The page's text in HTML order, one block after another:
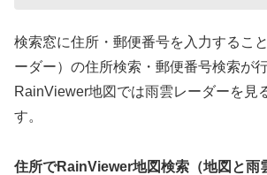
検索窓に住所・郵便番号を入力するこ
ーダー）の住所検索・郵便番号検索が行
RainViewer地図では雨雲レーダーを見
す。
住所でRainViewer地図検索（地図と雨